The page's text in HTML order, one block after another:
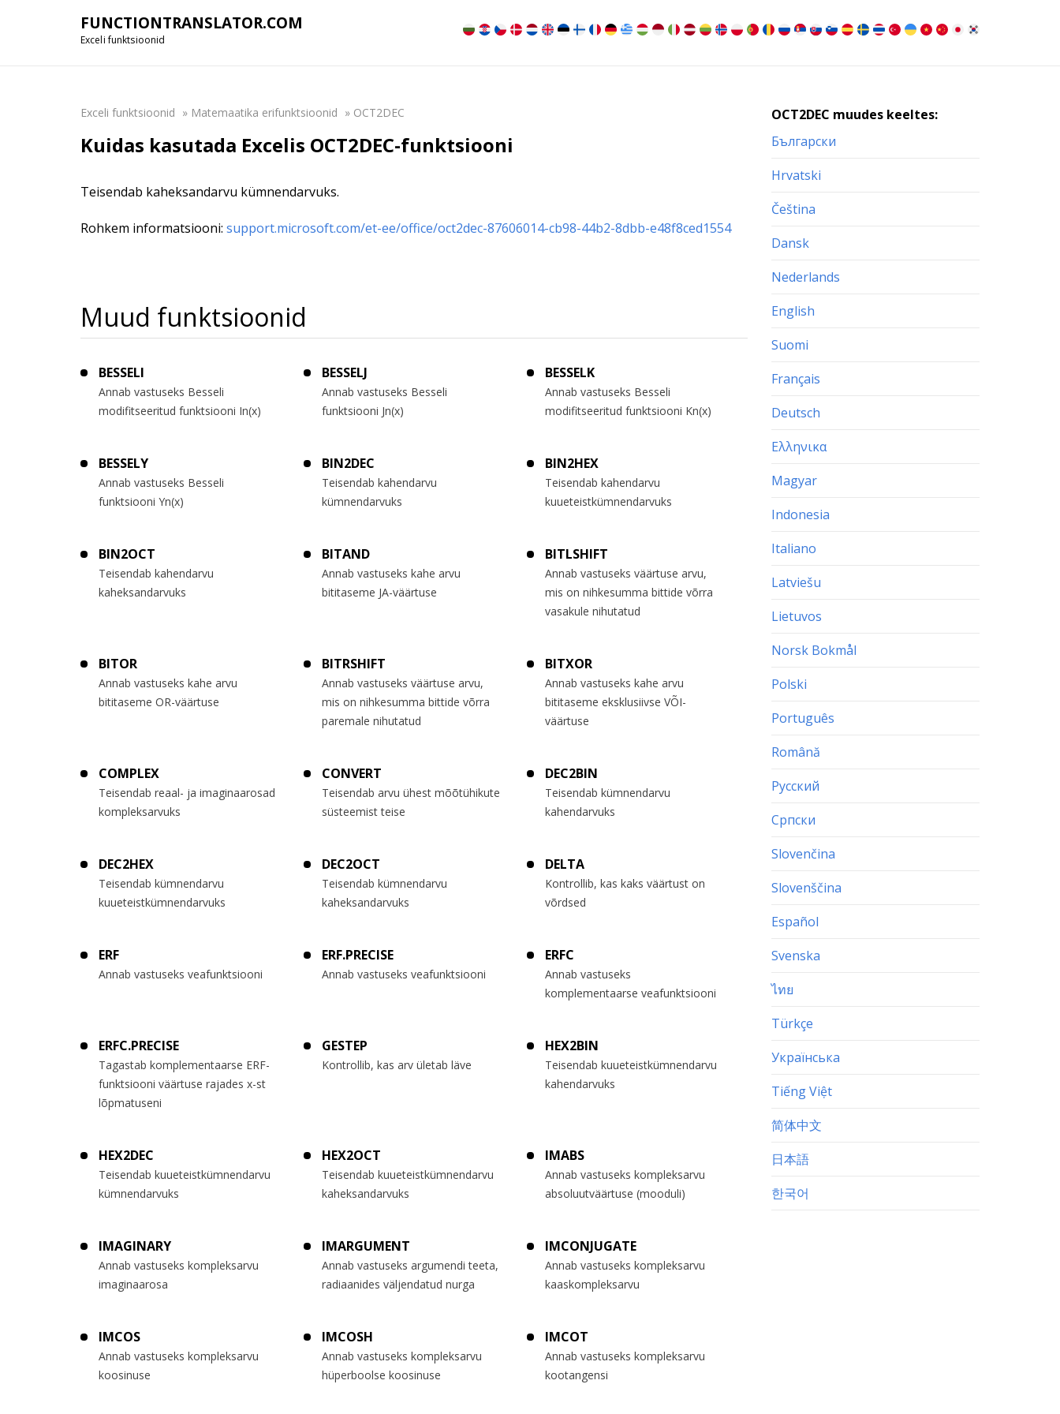
FUNCTIONTRANSLATOR.COM
Exceli funktsioonid
Exceli funktsioonid » Matemaatika erifunktsioonid » OCT2DEC
Kuidas kasutada Excelis OCT2DEC-funktsiooni
Teisendab kaheksandarvu kümnendarvuks.
Rohkem informatsiooni: support.microsoft.com/et-ee/office/oct2dec-87606014-cb98-44b2-8dbb-e48f8ced1554
Muud funktsioonid
BESSELI
Annab vastuseks Besseli
modifitseeritud funktsiooni In(x)
BESSELJ
Annab vastuseks Besseli
funktsiooni Jn(x)
BESSELK
Annab vastuseks Besseli
modifitseeritud funktsiooni Kn(x)
BESSELY
Annab vastuseks Besseli
funktsiooni Yn(x)
BIN2DEC
Teisendab kahendarvu
kümnendarvuks
BIN2HEX
Teisendab kahendarvu
kuueteistkümnendarvuks
BIN2OCT
Teisendab kahendarvu
kaheksandarvuks
BITAND
Annab vastuseks kahe arvu
bititaseme JA-väärtuse
BITLSHIFT
Annab vastuseks väärtuse arvu,
mis on nihkesumma bittide võrra
vasakule nihutatud
BITOR
Annab vastuseks kahe arvu
bititaseme OR-väärtuse
BITRSHIFT
Annab vastuseks väärtuse arvu,
mis on nihkesumma bittide võrra
paremale nihutatud
BITXOR
Annab vastuseks kahe arvu
bititaseme eksklusiivse VÕI-
väärtuse
COMPLEX
Teisendab reaal- ja imaginaarosad
kompleksarvuks
CONVERT
Teisendab arvu ühest mõõtühikute
süsteemist teise
DEC2BIN
Teisendab kümnendarvu
kahendarvuks
DEC2HEX
Teisendab kümnendarvu
kuueteistkümnendarvuks
DEC2OCT
Teisendab kümnendarvu
kaheksandarvuks
DELTA
Kontrollib, kas kaks väärtust on
võrdsed
ERF
Annab vastuseks veafunktsiooni
ERF.PRECISE
Annab vastuseks veafunktsiooni
ERFC
Annab vastuseks
komplementaarse veafunktsiooni
ERFC.PRECISE
Tagastab komplementaarse ERF-
funktsiooni väärtuse rajades x-st
lõpmatuseni
GESTEP
Kontrollib, kas arv ületab läve
HEX2BIN
Teisendab kuueteistkümnendarvu
kahendarvuks
HEX2DEC
Teisendab kuueteistkümnendarvu
kümnendarvuks
HEX2OCT
Teisendab kuueteistkümnendarvu
kaheksandarvuks
IMABS
Annab vastuseks kompleksarvu
absoluutväärtuse (mooduli)
IMAGINARY
Annab vastuseks kompleksarvu
imaginaarosa
IMARGUMENT
Annab vastuseks argumendi teeta,
radiaanides väljendatud nurga
IMCONJUGATE
Annab vastuseks kompleksarvu
kaaskompleksarvu
IMCOS
Annab vastuseks kompleksarvu
koosinuse
IMCOSH
Annab vastuseks kompleksarvu
hüperboolse koosinuse
IMCOT
Annab vastuseks kompleksarvu
kootangensi
OCT2DEC muudes keeltes:
Български
Hrvatski
Čeština
Dansk
Nederlands
English
Suomi
Français
Deutsch
Ελληνικα
Magyar
Indonesia
Italiano
Latviešu
Lietuvos
Norsk Bokmål
Polski
Português
Română
Русский
Српски
Slovenčina
Slovenščina
Español
Svenska
ไทย
Türkçe
Українська
Tiếng Việt
简体中文
日本語
한국어